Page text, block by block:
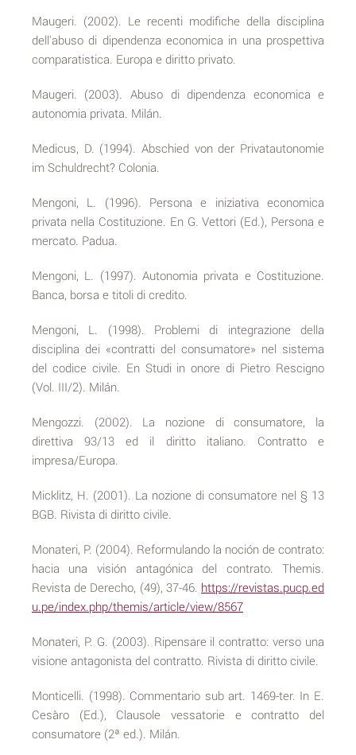
Maugeri. (2002). Le recenti modifiche della disciplina
dell'abuso di dipendenza economica in una prospettiva
comparatistica. Europa e diritto privato.
Maugeri. (2003). Abuso di dipendenza economica e
autonomia privata. Milán.
Medicus, D. (1994). Abschied von der Privatautonomie
im Schuldrecht? Colonia.
Mengoni, L. (1996). Persona e iniziativa economica
privata nella Costituzione. En G. Vettori (Ed.), Persona e
mercato. Padua.
Mengoni, L. (1997). Autonomia privata e Costituzione.
Banca, borsa e titoli di credito.
Mengoni, L. (1998). Problemi di integrazione della
disciplina dei «contratti del consumatore» nel sistema
del codice civile. En Studi in onore di Pietro Rescigno
(Vol. III/2). Milán.
Mengozzi. (2002). La nozione di consumatore, la
direttiva 93/13 ed il diritto italiano. Contratto e
impresa/Europa.
Micklitz, H. (2001). La nozione di consumatore nel § 13
BGB. Rivista di diritto civile.
Monateri, P. (2004). Reformulando la noción de contrato:
hacia una visión antagónica del contrato. Themis.
Revista de Derecho, (49), 37-46. https://revistas.pucp.ed
u.pe/index.php/themis/article/view/8567
Monateri, P. G. (2003). Ripensare il contratto: verso una
visione antagonista del contratto. Rivista di diritto civile.
Monticelli. (1998). Commentario sub art. 1469-ter. In E.
Cesàro (Ed.), Clausole vessatorie e contratto del
consumatore (2ª ed.). Milán.